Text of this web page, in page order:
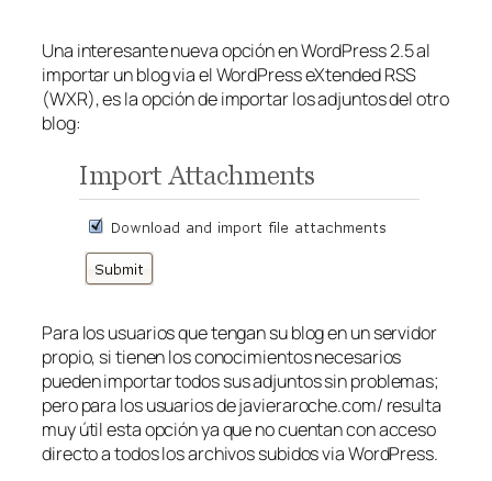
Una interesante nueva opción en WordPress 2.5 al
importar un blog via el WordPress eXtended RSS
(WXR), es la opción de importar los adjuntos del otro
blog:
Para los usuarios que tengan su blog en un servidor
propio, si tienen los conocimientos necesarios
pueden importar todos sus adjuntos sin problemas;
pero para los usuarios de javieraroche.com/ resulta
muy útil esta opción ya que no cuentan con acceso
directo a todos los archivos subidos via WordPress.